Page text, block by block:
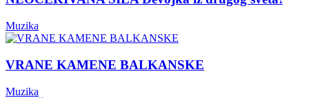
Muzika
VRANE KAMENE BALKANSKE
Muzika